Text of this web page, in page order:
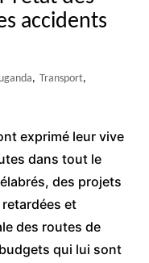
accidents
, Transport,
exprimé leur vive
dans tout le
des projets
et
des routes de
qui lui sont